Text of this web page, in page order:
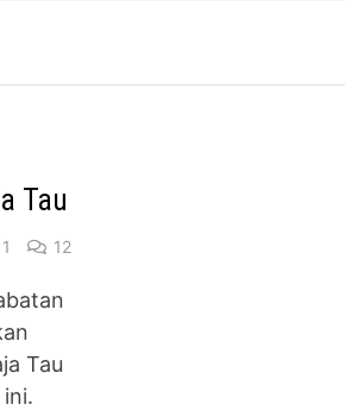
Tau
12
Tau